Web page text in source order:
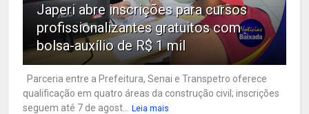
Japeri abre inscrições para cursos
profissionalizantes gratuitos com
bolsa-auxílio de R$ 1 mil
Parceria entre a Prefeitura, Senai e Transpetro oferece
qualificação em quatro áreas da construção civil; inscrições
seguem até 7 de agost...
Leia mais